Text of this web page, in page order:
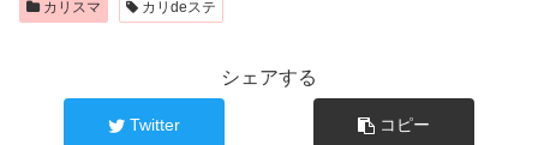
カリスマ カリdeステ
シェアする
Twitter コピー